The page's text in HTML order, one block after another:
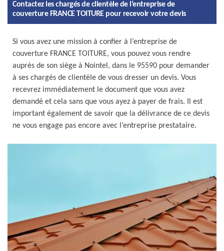
Contactez les chargés de clientèle de l’entreprise de
couverture FRANCE TOITURE pour recevoir votre devis
Si vous avez une mission à confier à l’entreprise de
couverture FRANCE TOITURE, vous pouvez vous rendre
auprès de son siège à Nointel, dans le 95590 pour demander
à ses chargés de clientèle de vous dresser un devis. Vous
recevrez immédiatement le document que vous avez
demandé et cela sans que vous ayez à payer de frais. Il est
important également de savoir que la délivrance de ce devis
ne vous engage pas encore avec l’entreprise prestataire.